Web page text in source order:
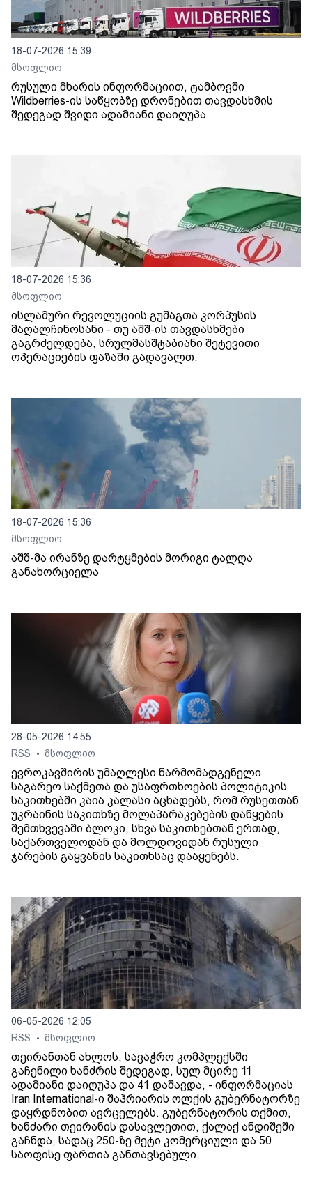
18-07-2026 15:39
მსოფლიო
რუსული მხარის ინფორმაციით, ტამბოვში
Wildberries-ის საწყობზე დრონებით თავდასხმის
შედეგად შვიდი ადამიანი დაიღუპა.
18-07-2026 15:36
მსოფლიო
ისლამური რევოლუციის გუშაგთა კორპუსის
მაღალჩინოსანი - თუ აშშ-ის თავდასხმები
გაგრძელდება, სრულმასშტაბიანი შეტევითი
ოპერაციების ფაზაში გადავალთ.
18-07-2026 15:36
მსოფლიო
აშშ-მა ირანზე დარტყმების მორიგი ტალღა
განახორციელა
28-05-2026 14:55
RSS
• მსოფლიო
ევროკავშირის უმაღლესი წარმომადგენელი
საგარეო საქმეთა და უსაფრთხოების პოლიტიკის
საკითხებში კაია კალასი აცხადებს, რომ რუსეთთან
უკრაინის საკითხზე მოლაპარაკებების დაწყების
შემთხვევაში ბლოკი, სხვა საკითხებთან ერთად,
საქართველოდან და მოლდოვიდან რუსული
ჯარების გაყვანის საკითხსაც დააყენებს.
06-05-2026 12:05
RSS
• მსოფლიო
თეირანთან ახლოს, სავაჭრო კომპლექსში
გაჩენილი ხანძრის შედეგად, სულ მცირე 11
ადამიანი დაიღუპა და 41 დაშავდა, - ინფორმაციას
Iran International-ი შაჰრიარის ოლქის გუბერნატორზე
დაყრდნობით ავრცელებს. გუბერნატორის თქმით,
ხანძარი თეირანის დასავლეთით, ქალაქ ანდიშეში
გაჩნდა, სადაც 250-ზე მეტი კომერციული და 50
საოფისე ფართია განთავსებული.